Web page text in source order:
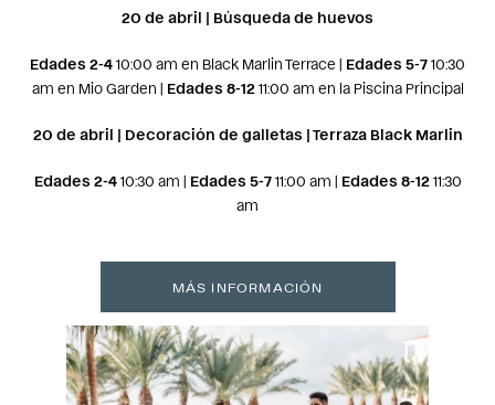
20 de abril | Búsqueda de huevos
Edades 2-4 10:00 am en Black Marlin Terrace | Edades 5-7 10:30
am en Mio Garden | Edades 8-1211:00 am en la Piscina Principal
20 de abril | Decoración de galletas | Terraza Black Marlin
Edades 2-410:30 am | Edades 5-711:00 am | Edades 8-1211:30
am
MÁS INFORMACIÓN